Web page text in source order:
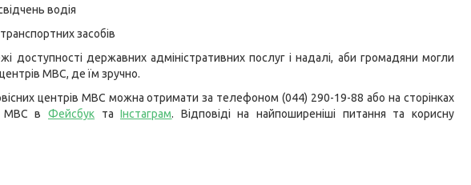
водія
засобів
доступності державних адміністративних послуг і надалі, аби громадяни могли
МВС, де їм зручно.
центрів МВС можна отримати за телефоном (044) 290-19-88 або на сторінках
МВС вФейсбук таІнстаграм. Відповіді на найпоширеніші питання та корисну